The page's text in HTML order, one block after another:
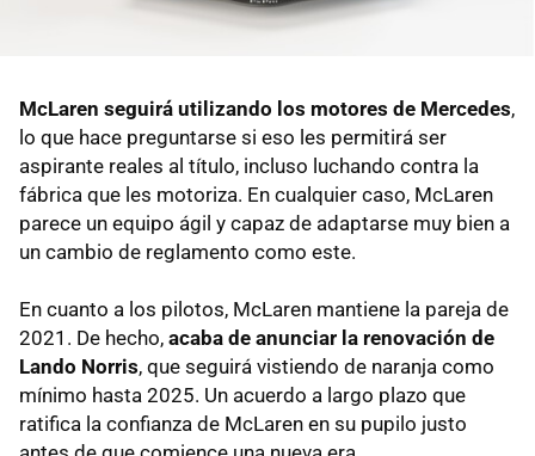
McLaren seguirá utilizando los motores de Mercedes,
lo que hace preguntarse si eso les permitirá ser
aspirante reales al título, incluso luchando contra la
fábrica que les motoriza. En cualquier caso, McLaren
parece un equipo ágil y capaz de adaptarse muy bien a
un cambio de reglamento como este.
En cuanto a los pilotos, McLaren mantiene la pareja de
2021. De hecho, acaba de anunciar la renovación de
Lando Norris, que seguirá vistiendo de naranja como
mínimo hasta 2025. Un acuerdo a largo plazo que
ratifica la confianza de McLaren en su pupilo justo